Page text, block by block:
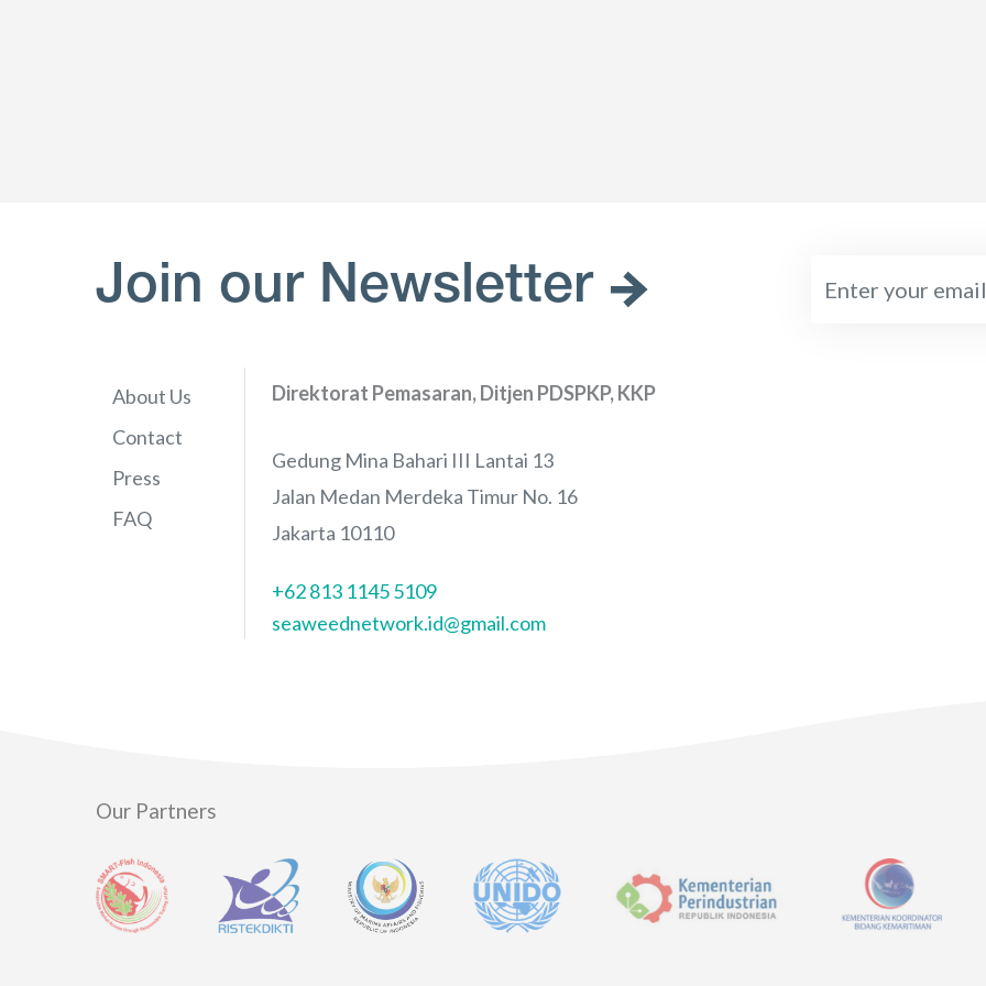
Join our Newsletter
About Us
Contact
Press
FAQ
Direktorat Pemasaran, Ditjen PDSPKP, KKP
Gedung Mina Bahari III Lantai 13
Jalan Medan Merdeka Timur No. 16
Jakarta 10110
+62 813 1145 5109
seaweednetwork.id@gmail.com
Our Partners